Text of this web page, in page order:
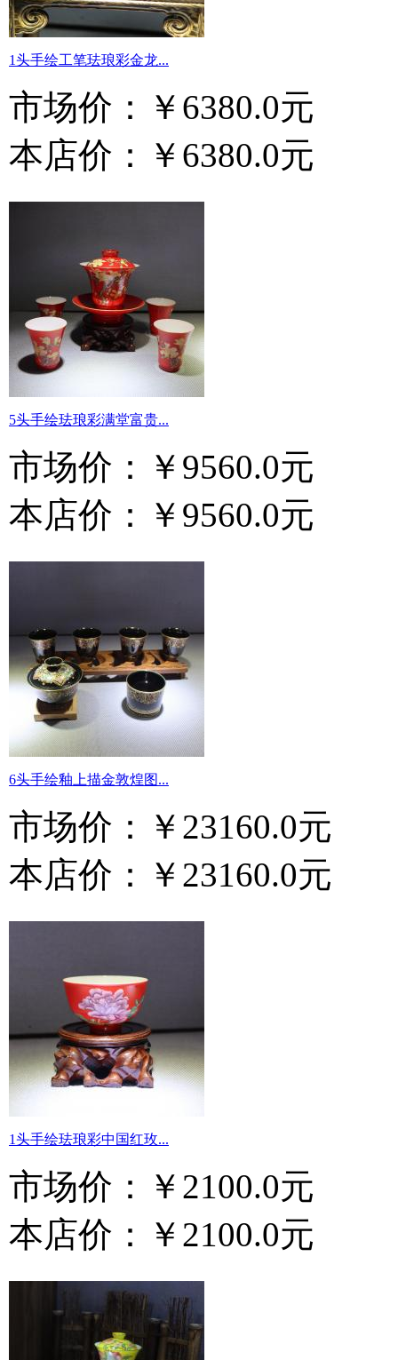
1头手绘工笔珐琅彩金龙...
市场价：
￥6380.0元
本店价：
￥6380.0元
5头手绘珐琅彩满堂富贵...
市场价：
￥9560.0元
本店价：
￥9560.0元
6头手绘釉上描金敦煌图...
市场价：
￥23160.0元
本店价：
￥23160.0元
1头手绘珐琅彩中国红玫...
市场价：
￥2100.0元
本店价：
￥2100.0元